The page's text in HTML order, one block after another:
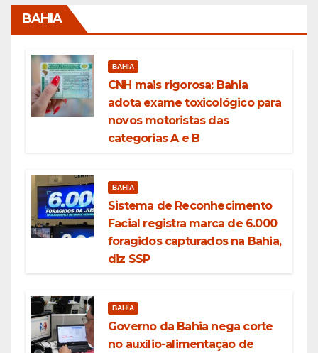
BAHIA
BAHIA
CNH mais rigorosa: Bahia
adota exame toxicológico para
novos motoristas das
categorias A e B
BAHIA
Sistema de Reconhecimento
Facial registra marca de 6.000
foragidos capturados na Bahia,
diz SSP
BAHIA
Governo da Bahia nega corte
no auxílio-alimentação de